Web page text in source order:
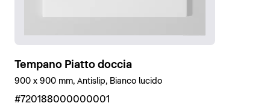
Tempano Piatto doccia
900 x 900 mm, Antislip, Bianco lucido
#720188000000001